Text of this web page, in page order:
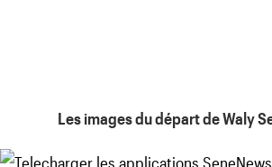
Les images du départ de Waly